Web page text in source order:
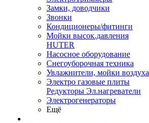
Замки, доводчики
Звонки
Кондиционеры/фитинги
Мойки высок.давления
HUTER
Насосное оборудование
Снегоуборочная техника
Увлажнители, мойки воздуха
Электро газовые плиты
Редукторы Эл.нагреватели
Электрогенераторы
Ещё